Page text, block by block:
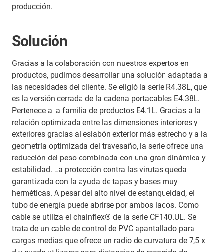
producción.
Solución
Gracias a la colaboración con nuestros expertos en
productos, pudimos desarrollar una solución adaptada a
las necesidades del cliente. Se eligió la serie R4.38L, que
es la versión cerrada de la cadena portacables E4.38L.
Pertenece a la familia de productos E4.1L. Gracias a la
relación optimizada entre las dimensiones interiores y
exteriores gracias al eslabón exterior más estrecho y a la
geometría optimizada del travesaño, la serie ofrece una
reducción del peso combinada con una gran dinámica y
estabilidad. La protección contra las virutas queda
garantizada con la ayuda de tapas y bases muy
herméticas. A pesar del alto nivel de estanqueidad, el
tubo de energía puede abrirse por ambos lados. Como
cable se utiliza el chainflex® de la serie CF140.UL. Se
trata de un cable de control de PVC apantallado para
cargas medias que ofrece un radio de curvatura de 7,5 x